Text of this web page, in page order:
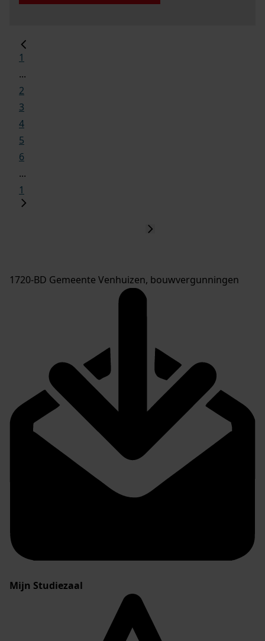
1
...
2
3
4
5
6
...
1
1720-BD Gemeente Venhuizen, bouwvergunningen
Mijn Studiezaal